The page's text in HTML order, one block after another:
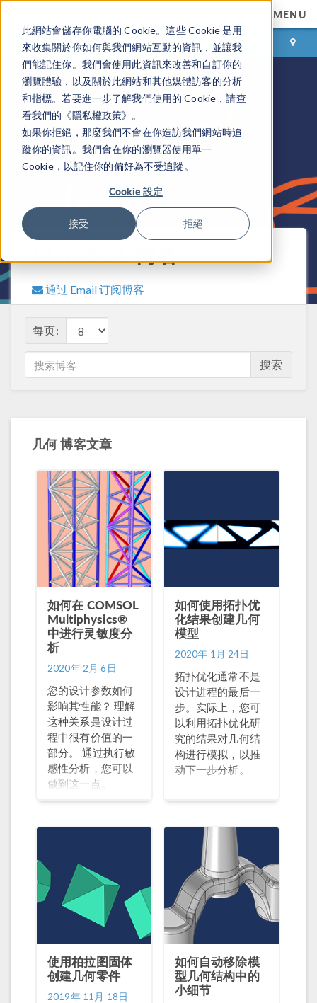
此網站會儲存你電腦的 Cookie。這些 Cookie 是用
來收集關於你如何與我們網站互動的資訊，並讓我
們能記住你。我們會使用此資訊來改善和自訂你的
瀏覽體驗，以及關於此網站和其他媒體訪客的分析
和指標。若要進一步了解我們使用的 Cookie，請查
看我們的《隱私權政策》。
如果你拒絕，那麼我們不會在你造訪我們網站時追
蹤你的資訊。我們會在你的瀏覽器使用單一
Cookie，以記住你的偏好為不受追蹤。
Cookie 設定
接受 拒絕
MENU
登录 咨询与购买
COMSOL 博客
通过 Email 订阅博客
每页:
搜索
几何 博客文章
如何在 COMSOL
Multiphysics®
中进行灵敏度分
析
2020年 2月 6日
您的设计参数如何
影响其性能？ 理解
这种关系是设计过
程中很有价值的一
部分。 通过执行敏
感性分析，您可以
做到这一点。
如何使用拓扑优
化结果创建几何
模型
2020年 1月 24日
拓扑优化通常不是
设计进程的最后一
步。实际上，您可
以利用拓扑优化研
究的结果对几何结
构进行模拟，以推
动下一步分析。
使用柏拉图固体
创建几何零件
2019年 11月 18日
如何自动移除模
型几何结构中的
小细节